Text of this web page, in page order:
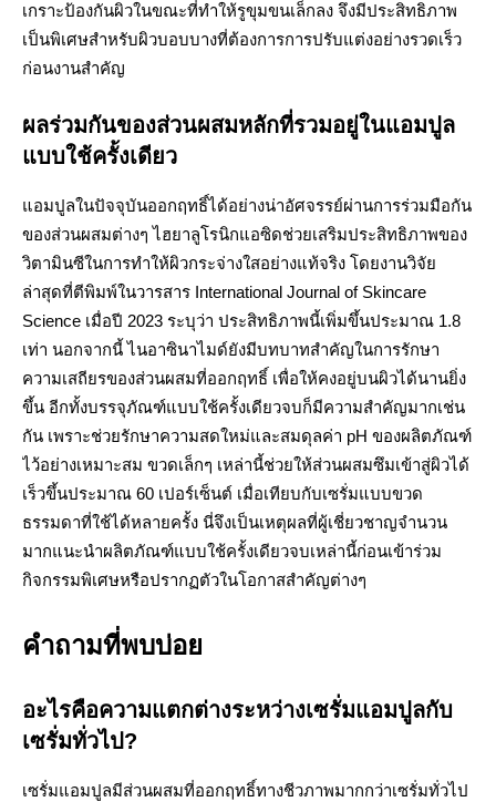
เกราะป้องกันผิวในขณะที่ทำให้รูขุมขนเล็กลง จึงมีประสิทธิภาพ
เป็นพิเศษสำหรับผิวบอบบางที่ต้องการการปรับแต่งอย่างรวดเร็ว
ก่อนงานสำคัญ
ผลร่วมกันของส่วนผสมหลักที่รวมอยู่ในแอมปูล
แบบใช้ครั้งเดียว
แอมปูลในปัจจุบันออกฤทธิ์ได้อย่างน่าอัศจรรย์ผ่านการร่วมมือกัน
ของส่วนผสมต่างๆ ไฮยาลูโรนิกแอซิดช่วยเสริมประสิทธิภาพของ
วิตามินซีในการทำให้ผิวกระจ่างใสอย่างแท้จริง โดยงานวิจัย
ล่าสุดที่ตีพิมพ์ในวารสาร International Journal of Skincare
Science เมื่อปี 2023 ระบุว่า ประสิทธิภาพนี้เพิ่มขึ้นประมาณ 1.8
เท่า นอกจากนี้ ไนอาซินาไมด์ยังมีบทบาทสำคัญในการรักษา
ความเสถียรของส่วนผสมที่ออกฤทธิ์ เพื่อให้คงอยู่บนผิวได้นานยิ่ง
ขึ้น อีกทั้งบรรจุภัณฑ์แบบใช้ครั้งเดียวจบก็มีความสำคัญมากเช่น
กัน เพราะช่วยรักษาความสดใหม่และสมดุลค่า pH ของผลิตภัณฑ์
ไว้อย่างเหมาะสม ขวดเล็กๆ เหล่านี้ช่วยให้ส่วนผสมซึมเข้าสู่ผิวได้
เร็วขึ้นประมาณ 60 เปอร์เซ็นต์ เมื่อเทียบกับเซรั่มแบบขวด
ธรรมดาที่ใช้ได้หลายครั้ง นี่จึงเป็นเหตุผลที่ผู้เชี่ยวชาญจำนวน
มากแนะนำผลิตภัณฑ์แบบใช้ครั้งเดียวจบเหล่านี้ก่อนเข้าร่วม
กิจกรรมพิเศษหรือปรากฏตัวในโอกาสสำคัญต่างๆ
คำถามที่พบบ่อย
อะไรคือความแตกต่างระหว่างเซรั่มแอมปูลกับ
เซรั่มทั่วไป?
เซรั่มแอมปูลมีส่วนผสมที่ออกฤทธิ์ทางชีวภาพมากกว่าเซรั่มทั่วไป